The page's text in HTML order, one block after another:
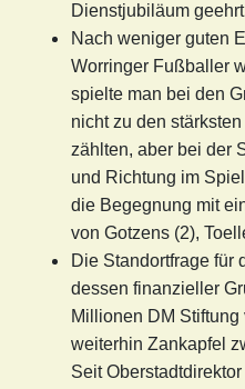
Dienstjubiläum
Nach weniger guten
Worringer Fußballer
spielte man bei den
nicht zu den
zählten, aber bei der
und Richtung im
die Begegnung mit
von Gotzens (2),
Die Standortfrage für
dessen finanzieller
Millionen DM
weiterhin Zankapfel
Seit